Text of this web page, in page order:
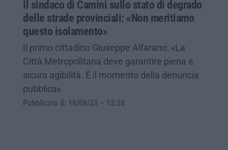
Il sindaco di Camini sullo stato di degrado
delle strade provinciali: «Non meritiamo
questo isolamento»
Il primo cittadino Giuseppe Alfarano: «La
Città Metropolitana deve garantire piena e
sicura agibilità. È il momento della denuncia
pubblica»
Pubblicato il: 16/08/23 – 12:28